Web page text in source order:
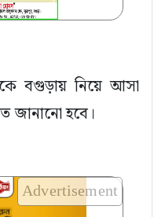
বগুড়ায় নিয়ে আসা
জানানো হবে।
Advertisement